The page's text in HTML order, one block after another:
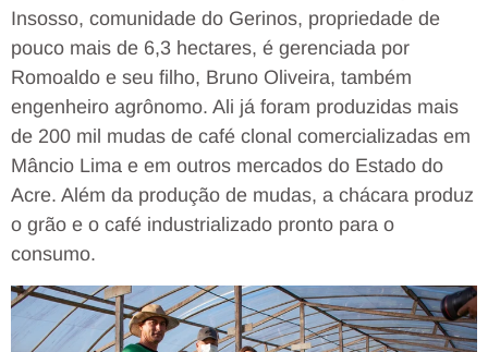
Insosso, comunidade do Gerinos, propriedade de
pouco mais de 6,3 hectares, é gerenciada por
Romoaldo e seu filho, Bruno Oliveira, também
engenheiro agrônomo. Ali já foram produzidas mais
de 200 mil mudas de café clonal comercializadas em
Mâncio Lima e em outros mercados do Estado do
Acre. Além da produção de mudas, a chácara produz
o grão e o café industrializado pronto para o
consumo.